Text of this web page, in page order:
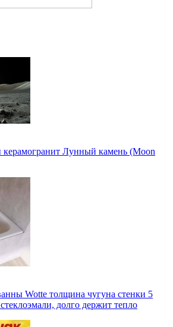
Лунный камень (Moon
Wotte толщина чугуна стенки 5
долго держит тепло